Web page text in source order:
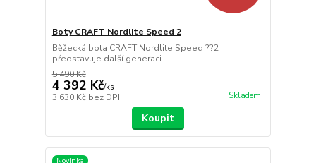
Boty CRAFT Nordlite Speed 2
Běžecká bota CRAFT Nordlite Speed ??2
představuje další generaci ...
5 490 Kč
4 392 Kč/ks
3 630 Kč bez DPH Skladem
Koupit
Novinka